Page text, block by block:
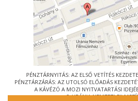
PÉNZTÁRNYITÁS: AZ ELSŐ VETÍTÉS
PÉNZTÁRZÁRÁS: AZ UTOLSÓ ELŐADÁS
A KÁVÉZÓ A MOZI NYITVATARTÁSI
© URÁNIA NEMZETI